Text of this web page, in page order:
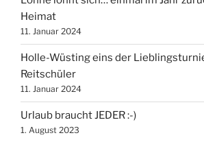
Heimat
11. Januar 2024
Holle-Wüsting eins der
Reitschüler
11. Januar 2024
Urlaub braucht JEDER :-)
1. August 2023